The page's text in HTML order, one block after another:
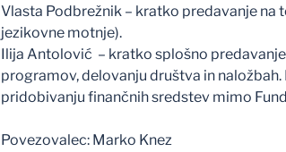
Vlasta Podbrežnik – kratko predavanje na
jezikovne motnje).
Ilija Antolović – kratko splošno
programov, delovanju društva in
pridobivanju finančnih sredstev mimo
Povezovalec: Marko Knez